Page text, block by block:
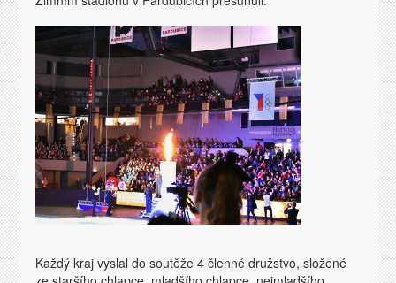
Každý kraj vyslal do soutěže 4 členné družstvo, složené